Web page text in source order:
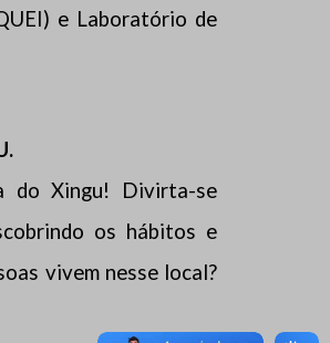
e Laboratório de
do Xingu! Divirta-se
os hábitos e
vivem nesse local?